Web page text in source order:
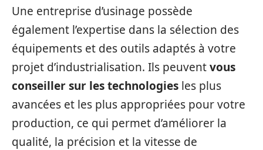
Une entreprise d’usinage possède
également l’expertise dans la sélection des
équipements et des outils adaptés à votre
projet d’industrialisation. Ils peuventvous
conseiller sur les technologies les plus
avancées et les plus appropriées pour votre
production, ce qui permet d’améliorer la
qualité, la précision et la vitesse de